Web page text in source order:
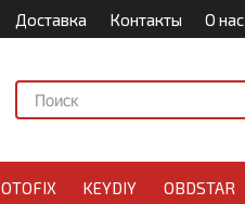
Доставка Контакты О нас
OTOFIX KEYDIY OBDSTAR